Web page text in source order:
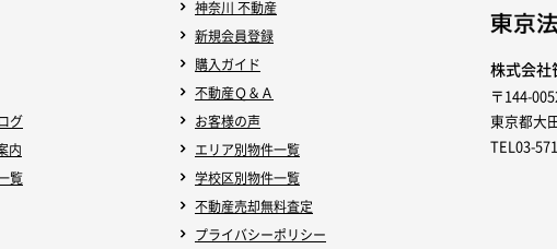
神奈川 不動産
新規会員登録
購入ガイド
不動産Ｑ＆Ａ
グ
お客様の声
内
エリア別物件一覧
覧
学校区別物件一覧
不動産売却無料査定
プライバシーポリシー
株式会社
〒144-
東京都大
TEL03-